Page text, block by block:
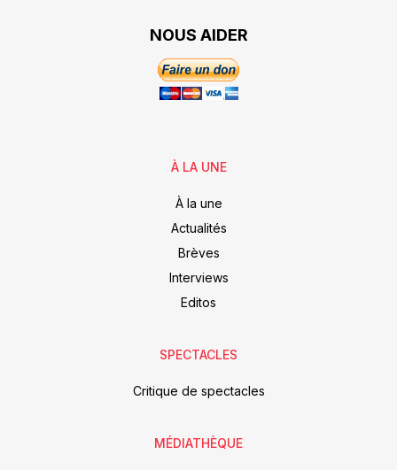
NOUS AIDER
À LA UNE
À la une
Actualités
Brèves
Interviews
Editos
SPECTACLES
Critique de spectacles
MÉDIATHÈQUE